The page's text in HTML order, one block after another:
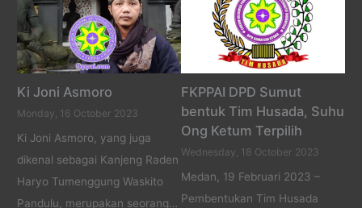
Ki Joni Asmoro
Monday, 16 October 2023
Ki Joni Asmoro, yang juga
dikenal sebagai Kanjeng Raden
Haryo Tumenggung Waskito
Pandulu, merupakan seorang…
FKPPAI DPD Sumut
bentuk Tim Husada, Suhu
Ong Ketum Terpilih
Wednesday, 18 October 2023
Medan, 19 Februari 2023 –
Pembentukan Tim Husada